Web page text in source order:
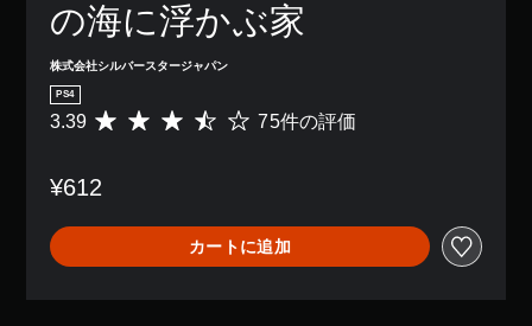
の海に浮かぶ家
株式会社シルバースタージャパン
PS4
評
は
5
、
平
3.39 75件の評価
¥612
カートに追加